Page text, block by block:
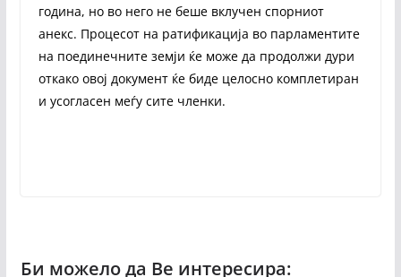
година, но во него не беше вклучен спорниот
анекс. Процесот на ратификација во парламентите
на поединечните земји ќе може да продолжи дури
откако овој документ ќе биде целосно комплетиран
и усогласен меѓу сите членки.